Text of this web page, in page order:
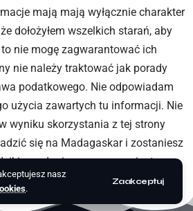
nasz
.
Zaakceptuj
mają mają wyłącznie charakter
dołożyłem wszelkich starań, aby
nie mogę zagwarantować ich
nie należy traktować jak porady
podatkowego. Nie odpowiadam
użycia zawartych tu informacji. Nie
wyniku skorzystania z tej strony
się na Madagaskar i zostaniesz
słonia z serem zamiast